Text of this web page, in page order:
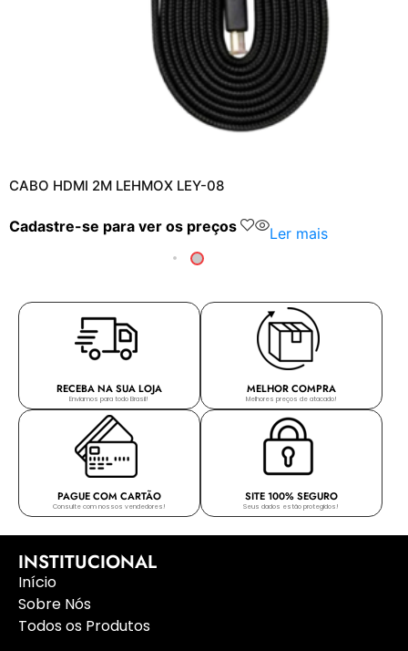
CABO HDMI 2M LEHMOX LEY-08
Cadastre-se para ver os preços Ler mais
RECEBA NA SUA LOJA
Enviamos para todo Brasil!
MELHOR COMPRA
Melhores preços de atacado!
PAGUE COM CARTÃO
Consulte com nossos vendedores!
SITE 100% SEGURO
Seus dados estão protegidos!
INSTITUCIONAL
Início
Sobre Nós
Todos os Produtos